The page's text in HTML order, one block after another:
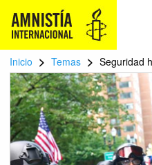
Inicio > Temas > Seguridad